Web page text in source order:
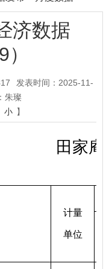
济数据
发表时间：2025-11-
朱璨
小 】
田家
计量
单位